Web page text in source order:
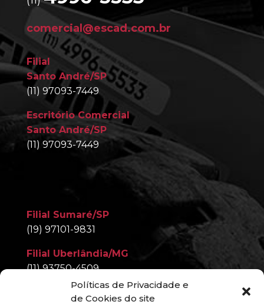
Políticas de Privacidade e
de Cookies do site
comercial@escad.com.br
Filial
Santo André/SP
(11) 97093-7449
Escritório Comercial
Santo André/SP
(11) 97093-7449
Filial Sumaré/SP
(19) 97101-9831
Filial Uberlândia/MG
(11) 93750-4509
Filial Nova Iguaçu/RJ